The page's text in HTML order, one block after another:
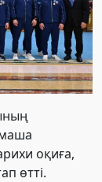
оқиға,
өтті.